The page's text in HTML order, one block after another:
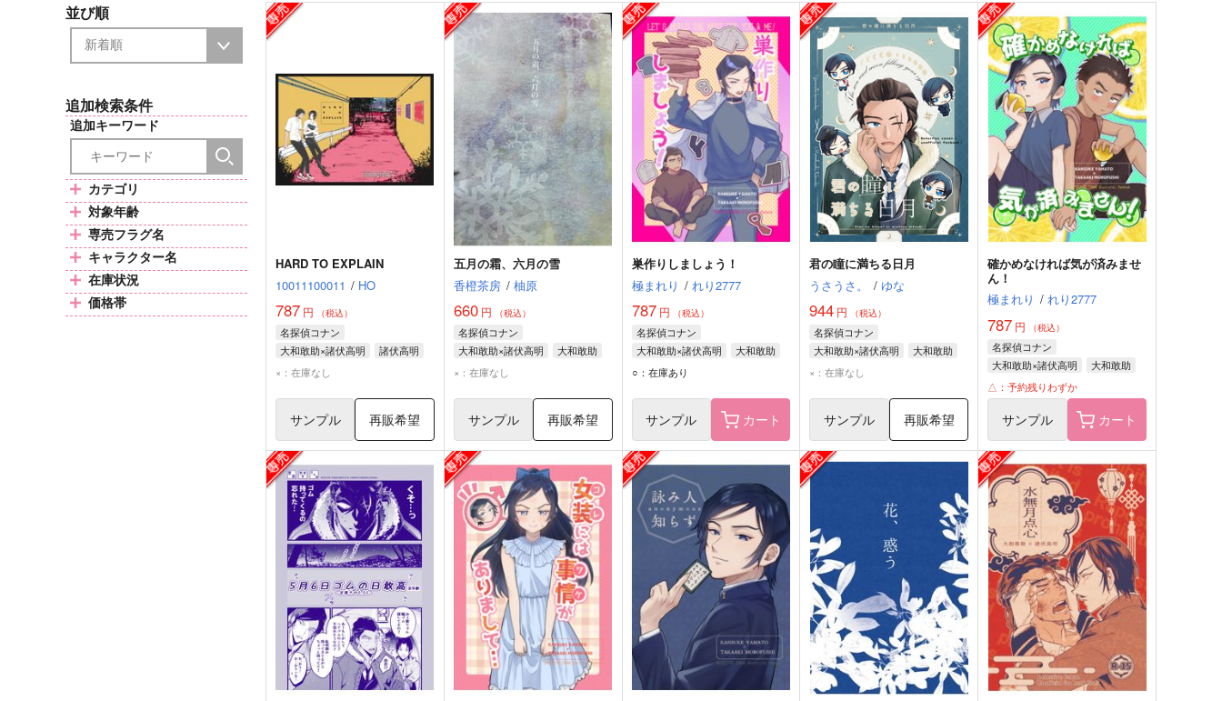
並び順
追加検索条件
追加キーワード
カテゴリ
対象年齢
専売フラグ名
キャラクター名
在庫状況
価格帯
HARD TO EXPLAIN
10011100011 / HO
787 円 （税込）
名探偵コナン
大和敢助×諸伏高明
諸伏高明
大和敢助
×：在庫なし
サンプル 再販希望
五月の霜、六月の雪
香橙茶房 / 柚原
660円 （税込）
名探偵コナン
大和敢助×諸伏高明
大和敢助
諸伏高明
×：在庫なし
サンプル 再販希望
巣作りしましょう！
極まれり / れり2777
787円 （税込）
名探偵コナン
大和敢助×諸伏高明
大和敢助
諸伏高明
○：在庫あり
サンプル カート
君の瞳に満ちる日月
うさうさ。
/ ゆな
944 円 （税込）
名探偵コナン
大和敢助×諸伏高明
大和敢助
諸伏高明
×：在庫なし
サンプル 再販希望
確かめなければ気が済みませ
ん！
極まれり / れり2777
787 円 （税込）
名探偵コナン
大和敢助×諸伏高明
大和敢助
諸伏高明
△：予約残りわずか
サンプル カート